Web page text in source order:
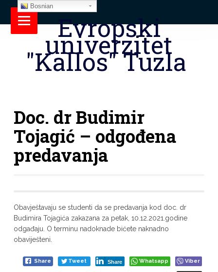
Evropski
univerzitet
"Kallos" Tuzla
Doc. dr Budimir
Tojagić – odgođena
predavanja
Obavještavaju se studenti da se predavanja kod doc. dr
Budimira Tojagića zakazana za petak, 10.12.2021.godine
odgađaju. O terminu nadoknade bićete naknadno
obaviješteni.
Share Tweet Share Whatsapp Viber
Bosnian